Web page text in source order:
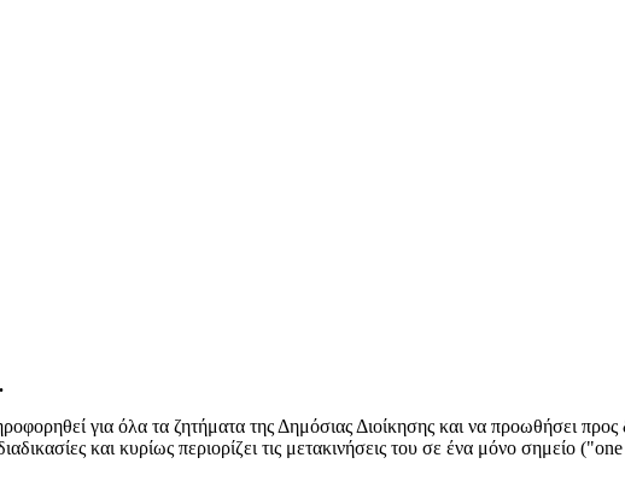
για όλα τα ζητήματα της Δημόσιας Διοίκησης και να προωθήσει προς
και κυρίως περιορίζει τις μετακινήσεις του σε ένα μόνο